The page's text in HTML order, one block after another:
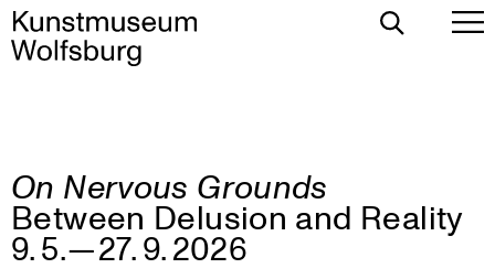
Skip
to
content
Toggle
Kunstmuseum
Wolfsburg
On Nervous Grounds
Between Delusion and Reality
9. 5. — 27. 9. 2026